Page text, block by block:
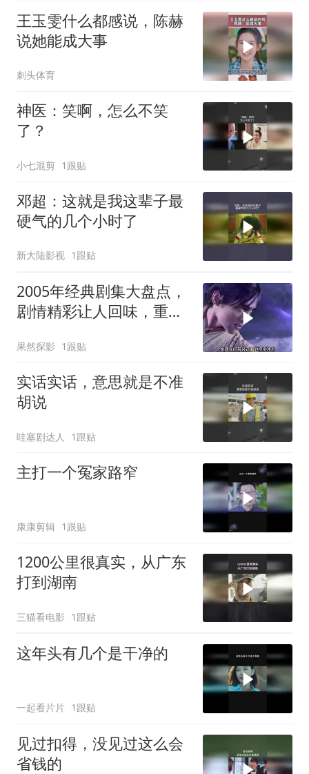
王玉雯什么都感说，陈赫
说她能成大事
刺头体育
神医：笑啊，怎么不笑
了？
小七混剪 1跟贴
邓超：这就是我这辈子最
硬气的几个小时了
新大陆影视 1跟贴
2005年经典剧集大盘点，
剧情精彩让人回味，重温
果然探影 1跟贴
实话实话，意思就是不准
胡说
哇塞剧达人 1跟贴
主打一个冤家路窄
康康剪辑 1跟贴
1200公里很真实，从广东
打到湖南
三猫看电影 1跟贴
这年头有几个是干净的
一起看片片 1跟贴
见过扣得，没见过这么会
省钱的